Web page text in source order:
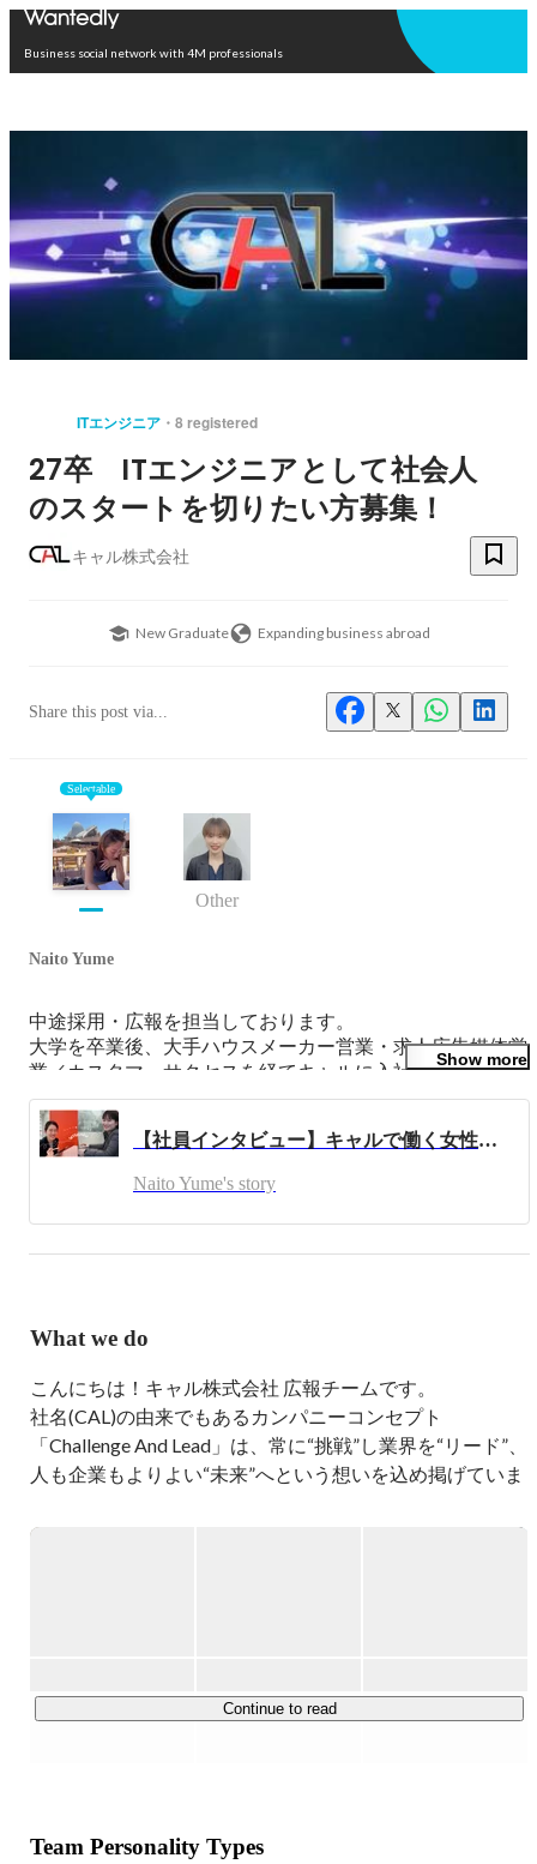
Business social network with 4M professionals
ITエンジニア 8 registered
27卒 ITエンジニアとして社会人
のスタートを切りたい方募集！
キャル株式会社
New Graduate Expanding business abroad
Share this post via...
Selectable
Other
Naito Yume
中途採用・広報を担当しております。
大学を卒業後、大手ハウスメーカー営業・求人広告媒体営
業／カスタマーサクセスを経てキャルに入社しました。
今はどんどん新しいことに挑戦できる環境なので、社会人
として厚みのある人材になれるよう日々邁進中です！！
Show more
【社員インタビュー】キャルで働く女性社員に取材！
Naito Yume's story
What we do
こんにちは！キャル株式会社 広報チームです。
社名(CAL)の由来でもあるカンパニーコンセプト
「Challenge And Lead」は、常に“挑戦”し業界を“リード”、
人も企業もよりよい“未来”へという想いを込め掲げていま
・ECサイト構築
・サーバー・ネットワーク構築
Continue to read
Team Personality Types